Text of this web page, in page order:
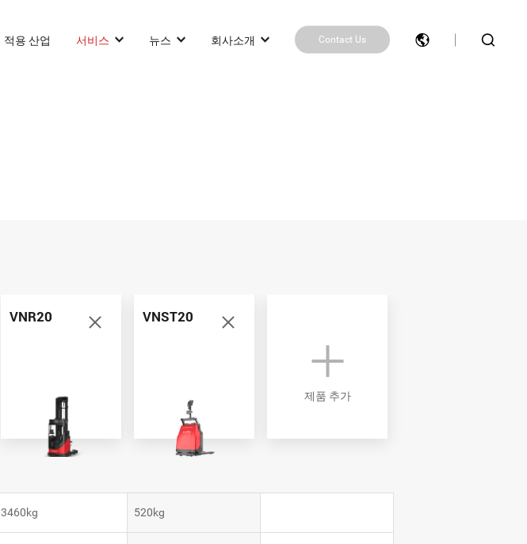
적용 산업 서비스 뉴스 회사소개 Contact Us
AMR (자율주행로봇)
VNK15
VNR20
3460kg
VNST20
520kg
제품 추가